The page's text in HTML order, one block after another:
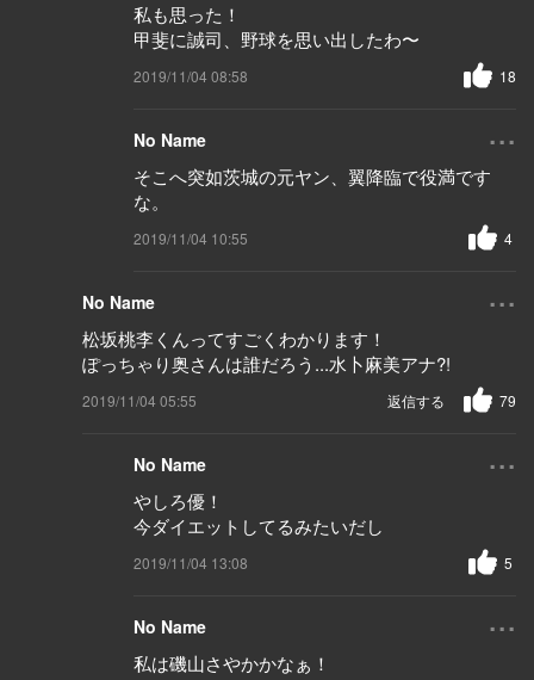
私も思った！
甲斐に誠司、野球を思い出したわ〜
2019/11/04 08:58 18
No Name ...
そこへ突如茨城の元ヤン、翼降臨で役満です
な。
2019/11/04 10:55 4
No Name ...
松坂桃李くんってすごくわかります！
ぽっちゃり奥さんは誰だろう...水卜麻美アナ?!
2019/11/04 05:55 79
返信する
No Name ...
やしろ優！
今ダイエットしてるみたいだし
2019/11/04 13:08 5
No Name ...
私は磯山さやかかなぁ！